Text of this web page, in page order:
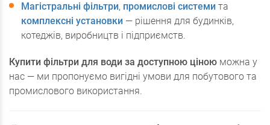
Магістральні фільтри, промислові системи та
комплексні установки — рішення для будинків,
котеджів, виробництв і підприємств.
Купити фільтри для води за доступною ціною можна у
нас — ми пропонуємо вигідні умови для побутового та
промислового використання.